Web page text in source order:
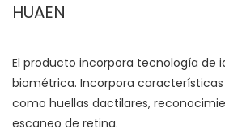
HUAEN
El producto incorpora tecnología de
biométrica. Incorpora
como huellas dactilares,
escaneo de retina.